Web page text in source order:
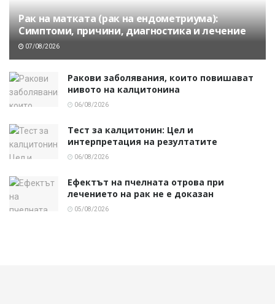
Рак на матката (рак на ендометриума):
Симптоми, причини, диагностика и лечение
07/08/2026
Ракови заболявания, които повишават
нивото на калцитонина
06/08/2026
Тест за калцитонин: Цел и
интерпретация на резултатите
06/08/2026
Ефектът на пчелната отрова при
лечението на рак не е доказан
05/08/2026